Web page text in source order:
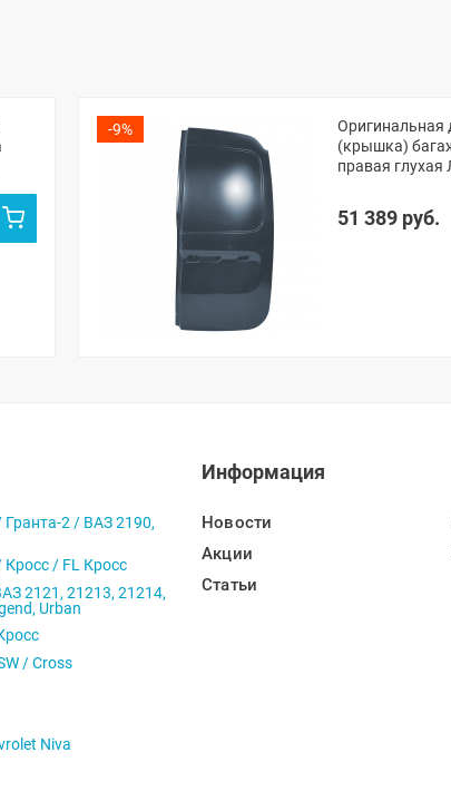
-9%
Оригинальная
(крышка)
правая глухая
51 389 руб.
Гранта-2 / ВАЗ 2190,
/ FL Кросс
2121, 21213, 21214,
Urban
/ Cross
Niva
Информация
Новости
Акции
Статьи